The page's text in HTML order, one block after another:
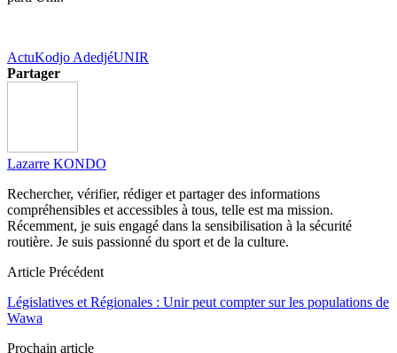
ActuKodjo AdedjéUNIR
Partager
Lazarre KONDO
Rechercher, vérifier, rédiger et partager des informations
compréhensibles et accessibles à tous, telle est ma mission.
Récemment, je suis engagé dans la sensibilisation à la sécurité
routière. Je suis passionné du sport et de la culture.
Article Précédent
Législatives et Régionales : Unir peut compter sur les populations de
Wawa
Prochain article